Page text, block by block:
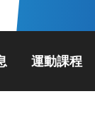
運動課程